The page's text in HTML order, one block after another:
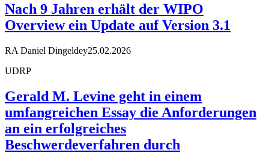
Nach 9 Jahren erhält der WIPO
Overview ein Update auf Version 3.1
RA Daniel Dingeldey25.02.2026
UDRP
Gerald M. Levine geht in einem
umfangreichen Essay die Anforderungen
an ein erfolgreiches
Beschwerdeverfahren durch